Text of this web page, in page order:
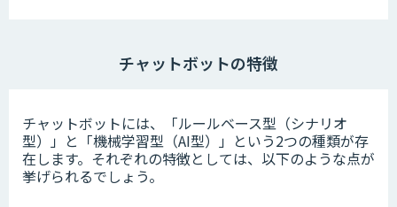
チャットボットの特徴
チャットボットには、「ルールベース型（シナリオ
型）」と「機械学習型（AI型）」という2つの種類が存
在します。それぞれの特徴としては、以下のような点が
挙げられるでしょう。